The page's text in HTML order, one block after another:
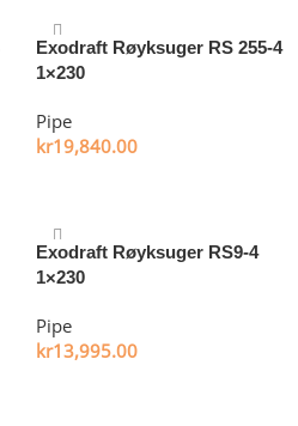
Exodraft Røyksuger RS 255-4
1×230
Pipe
kr19,840.00
Exodraft Røyksuger RS9-4
1×230
Pipe
kr13,995.00